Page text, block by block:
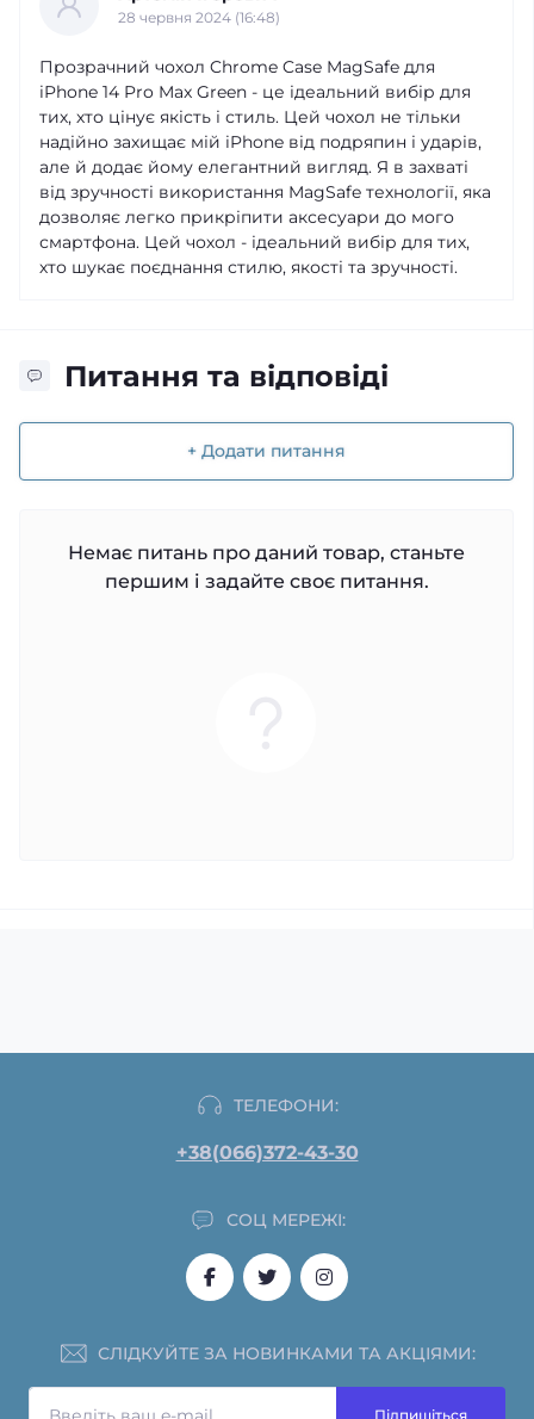
28 червня 2024 (16:48)
Прозрачний чохол Chrome Case MagSafe для
iPhone 14 Pro Max Green - це ідеальний вибір для
тих, хто цінує якість і стиль. Цей чохол не тільки
надійно захищає мій iPhone від подряпин і ударів,
але й додає йому елегантний вигляд. Я в захваті
від зручності використання MagSafe технології, яка
дозволяє легко прикріпити аксесуари до мого
смартфона. Цей чохол - ідеальний вибір для тих,
хто шукає поєднання стилю, якості та зручності.
Питання та відповіді
+ Додати питання
Немає питань про даний товар, станьте
першим і задайте своє питання.
ТЕЛЕФОНИ:
+38(066)372-43-30
СОЦ МЕРЕЖІ:
СЛІДКУЙТЕ ЗА НОВИНКАМИ ТА АКЦІЯМИ:
Підпишіться